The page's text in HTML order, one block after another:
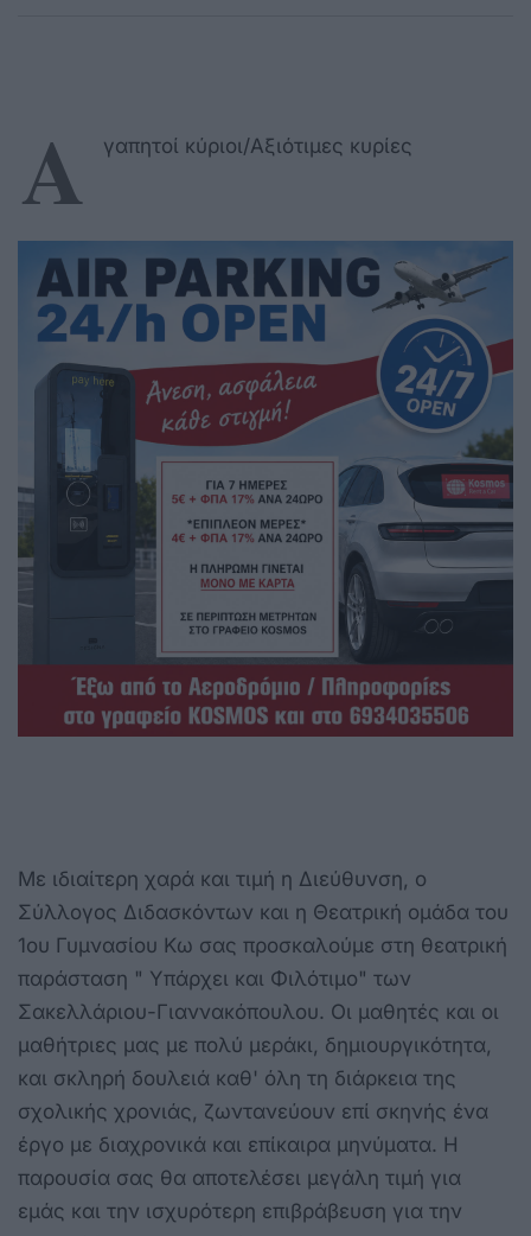
Α γαπητοί κύριοι/Αξιότιμες κυρίες
Με ιδιαίτερη χαρά και τιμή η Διεύθυνση, ο
Σύλλογος Διδασκόντων και η Θεατρική ομάδα του
1ου Γυμνασίου Κω σας προσκαλούμε στη θεατρική
παράσταση " Υπάρχει και Φιλότιμο" των
Σακελλάριου-Γιαννακόπουλου. Οι μαθητές και οι
μαθήτριες μας με πολύ μεράκι, δημιουργικότητα,
και σκληρή δουλειά καθ' όλη τη διάρκεια της
σχολικής χρονιάς, ζωντανεύουν επί σκηνής ένα
έργο με διαχρονικά και επίκαιρα μηνύματα. Η
παρουσία σας θα αποτελέσει μεγάλη τιμή για
εμάς και την ισχυρότερη επιβράβευση για την